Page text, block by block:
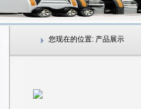
您现在的位置: 产品展示